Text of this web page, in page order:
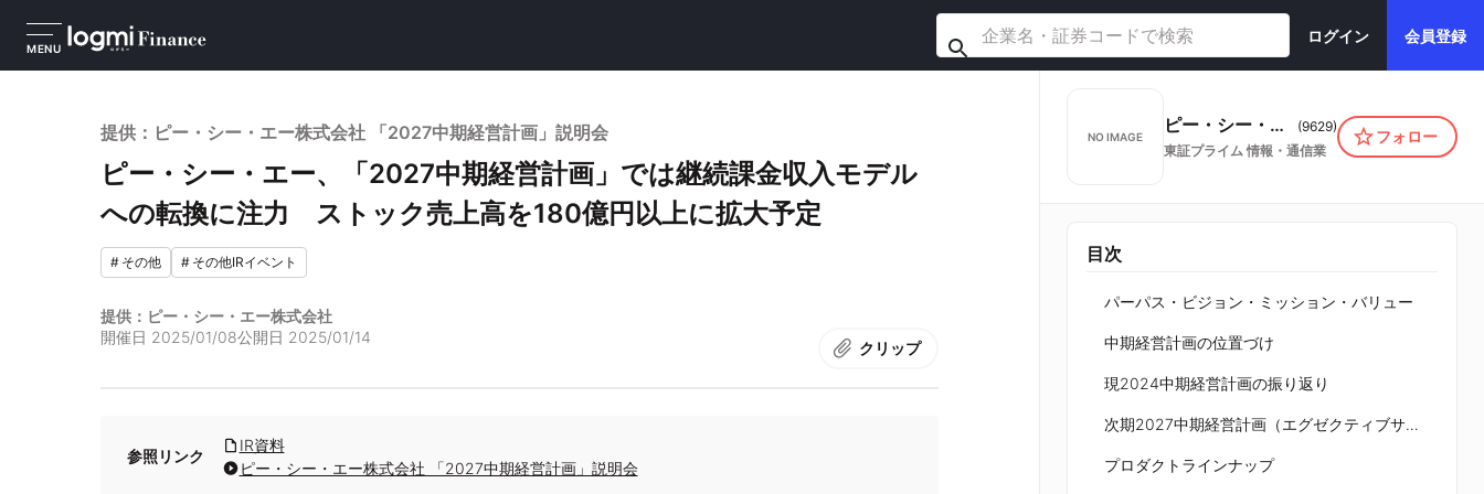
MENU
ログイン 会員登録
提供：ピー・シー・エー株式会社 「2027中期経営計画」説明会
ピー・シー・エー、「2027中期経営計画」では継続課金収入モデル
への転換に注力 ストック売上高を180億円以上に拡大予定
# その他 # その他IRイベント
提供：ピー・シー・エー株式会社
開催日 2025/01/08公開日 2025/01/14
クリップ
参照リンク
IR資料
ピー・シー・エー株式会社 「2027中期経営計画」説明会
NO IMAGE
ピー・シー・エー株式会社 (9629)
東証プライム 情報・通信業
フォロー
目次
パーパス・ビジョン・ミッション・バリュー
中期経営計画の位置づけ
現2024中期経営計画の振り返り
次期2027中期経営計画（エグゼクティブサマリー）
プロダクトラインナップ